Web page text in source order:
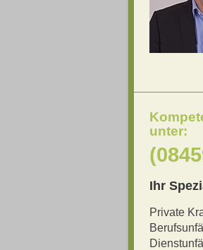
unter:
Ihr
Private